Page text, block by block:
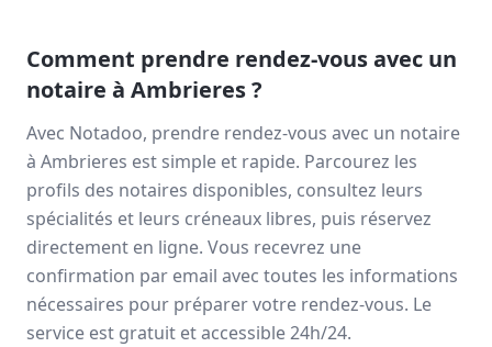
Comment prendre rendez-vous avec un
notaire à Ambrieres?
Avec Notadoo, prendre rendez-vous avec un notaire
à Ambrieres est simple et rapide. Parcourez les
profils des notaires disponibles, consultez leurs
spécialités et leurs créneaux libres, puis réservez
directement en ligne. Vous recevrez une
confirmation par email avec toutes les informations
nécessaires pour préparer votre rendez-vous. Le
service est gratuit et accessible 24h/24.